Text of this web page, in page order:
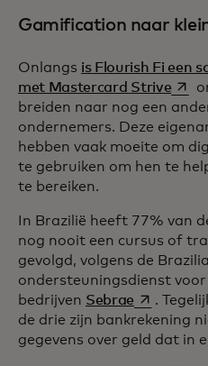
Gamification naar
Onlangs is Flourish Fi een
met Mastercard Strive
breiden naar nog een
ondernemers. Deze
hebben vaak moeite om
te gebruiken om hen te
te bereiken.
In Brazilië heeft 77% van
nog nooit een cursus of
gevolgd, volgens de
ondersteuningsdienst
bedrijven Sebrae opens in
.
de drie zijn bankrekening
gegevens over geld dat in